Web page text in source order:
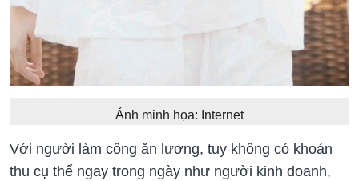
Ảnh minh họa: Internet
Với người làm công ăn lương, tuy không có khoản
thu cụ thể ngay trong ngày như người kinh doanh,